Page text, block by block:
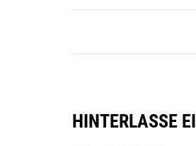
HINTERLASSE